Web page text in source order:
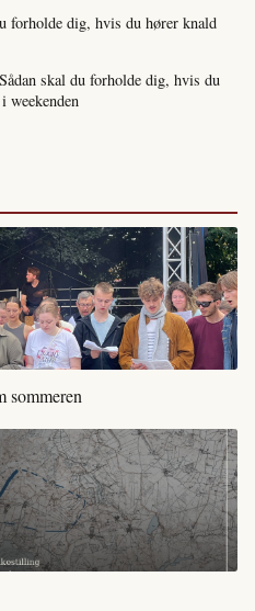
forholde dig, hvis du hører knald
skal du forholde dig, hvis du
weekenden
sommeren